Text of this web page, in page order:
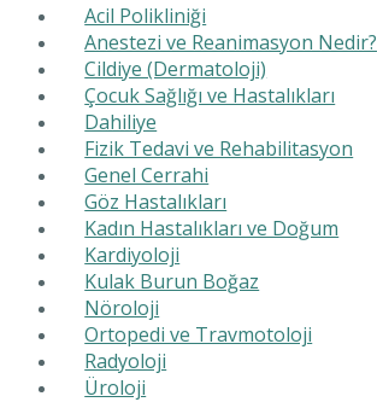
Acil Polikliniği
Anestezi ve Reanimasyon Nedir?
Cildiye (Dermatoloji)
Çocuk Sağlığı ve Hastalıkları
Dahiliye
Fizik Tedavi ve Rehabilitasyon
Genel Cerrahi
Göz Hastalıkları
Kadın Hastalıkları ve Doğum
Kardiyoloji
Kulak Burun Boğaz
Nöroloji
Ortopedi ve Travmotoloji
Radyoloji
Üroloji